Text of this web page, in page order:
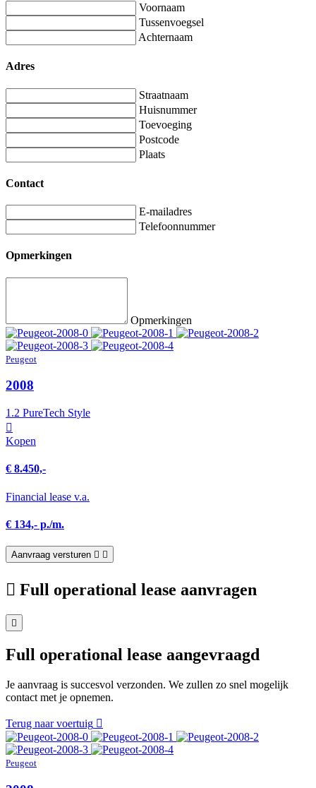
Voornaam
Tussenvoegsel
Achternaam
Adres
Straatnaam
Huisnummer
Toevoeging
Postcode
Plaats
Contact
E-mailadres
Telefoonnummer
Opmerkingen
Opmerkingen
Peugeot
2008
1.2 PureTech Style
Kopen
€ 8.450,-
Financial lease v.a.
€ 134,- p./m.
Aanvraag versturen
Full operational lease aanvragen
Full operational lease aangevraagd
Je aanvraag is succesvol verzonden. We zullen zo snel mogelijk
contact met je opnemen.
Terug naar voertuig
Peugeot